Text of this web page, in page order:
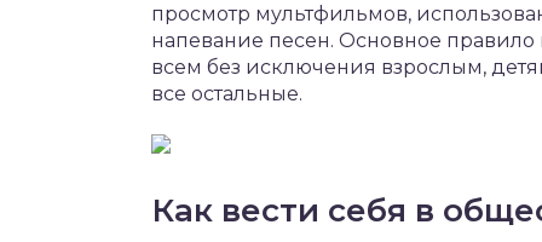
просмотр мультфильмов,
напевание песен. Основное правило
всем без исключения взрослым,
все остальные.
Как вести себя в